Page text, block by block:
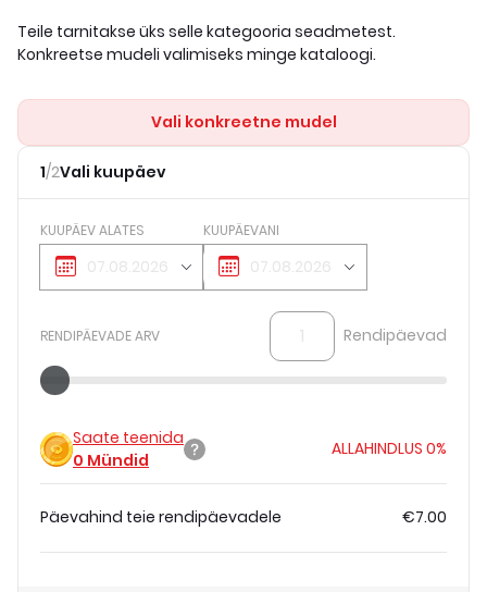
Teile tarnitakse üks selle kategooria seadmetest.
Konkreetse mudeli valimiseks minge kataloogi.
Vali konkreetne mudel
1/2Vali kuupäev
KUUPÄEV ALATES KUUPÄEVANI
RENDIPÄEVADE ARV Rendipäevad
Saate teenida
0 Mündid
ALLAHINDLUS 0%
Päevahind teie rendipäevadele €7.00